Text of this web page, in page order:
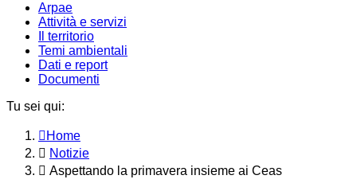
Arpae
Attività e servizi
Il territorio
Temi ambientali
Dati e report
Documenti
Tu sei qui:
Home
Notizie
Aspettando la primavera insieme ai Ceas